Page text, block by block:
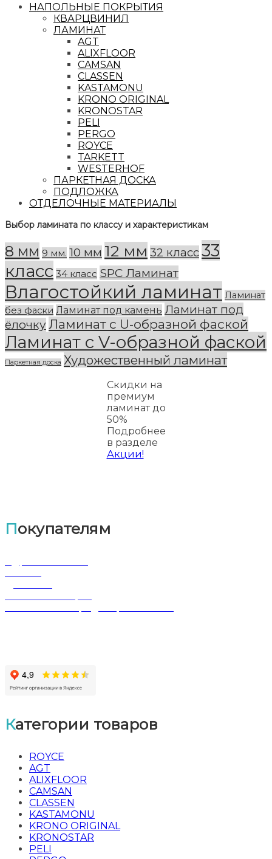
НАПОЛЬНЫЕ ПОКРЫТИЯ
КВАРЦВИНИЛ
ЛАМИНАТ
AGT
ALIXFLOOR
CAMSAN
CLASSEN
KASTAMONU
KRONO ORIGINAL
KRONOSTAR
PELI
PERGO
ROYCE
TARKETT
WESTERHOF
ПАРКЕТНАЯ ДОСКА
ПОДЛОЖКА
ОТДЕЛОЧНЫЕ МАТЕРИАЛЫ
Выбор ламината по классу и характеристикам
8 мм 9 мм. 10 мм 12 мм 32 класс33
класс 34 класс SPC Ламинат
Влагостойкий ламинат Ламинат
без фаски Ламинат под камень Ламинат под
ёлочкуЛаминат с U-образной фаской
Ламинат с V-образной фаской
Паркетная доска Художественный ламинат
Скидки на
премиум
ламинат до
50%
Подробнее
в разделе
Акции!
Покупателям
Категории товаров
ROYCE
AGT
ALIXFLOOR
CAMSAN
CLASSEN
KASTAMONU
KRONO ORIGINAL
KRONOSTAR
PELI